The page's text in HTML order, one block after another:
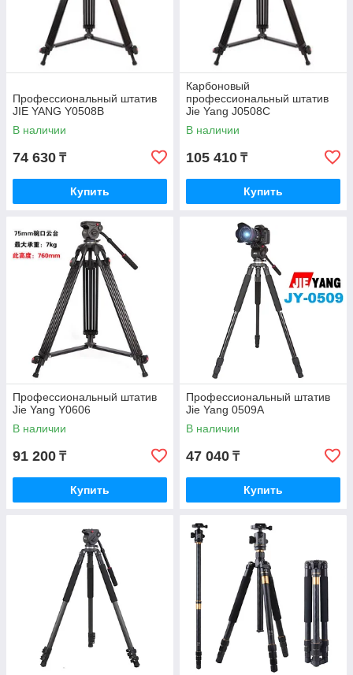
Профессиональный штатив
JIE YANG Y0508B
В наличии
74 630 ₸
Купить
Карбоновый
профессиональный штатив
Jie Yang J0508C
В наличии
105 410 ₸
Купить
Профессиональный штатив
Jie Yang Y0606
В наличии
91 200 ₸
Купить
Профессиональный штатив
Jie Yang 0509A
В наличии
47 040 ₸
Купить